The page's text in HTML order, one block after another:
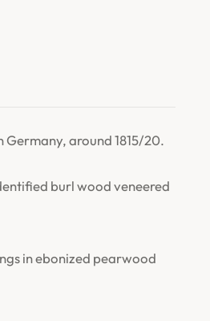
around 1815/20.
burl wood veneered
in ebonized pearwood